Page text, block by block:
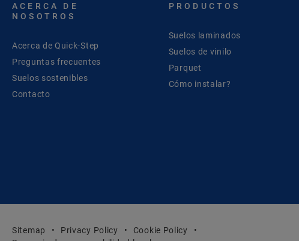
ACERCA DE
NOSOTROS
Acerca de Quick-Step
Preguntas frecuentes
Suelos sostenibles
Contacto
PRODUCTOS
Suelos laminados
Suelos de vinilo
Parquet
Cómo instalar?
Sitemap Privacy Policy
Cookie Policy